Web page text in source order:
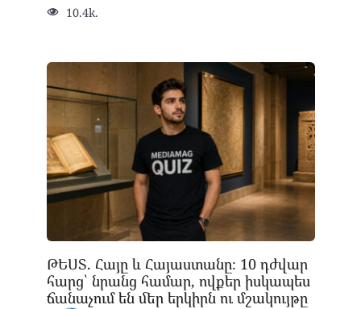
10.4k.
ԹԵՍՏ. Հայը և Հայաստանը։ 10 դժվար
հարց՝ նրանց համար, ովքեր իսկապես
ճանաչում են մեր երկիրն ու մշակույթը